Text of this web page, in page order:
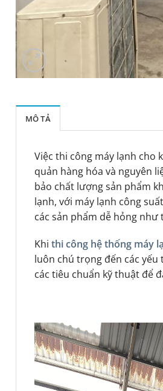
MÔ TẢ
Việc thi công máy lạnh cho
quản hàng hóa và nguyên
bảo chất lượng sản phẩm
lạnh, với máy lạnh công
các sản phẩm dễ hỏng
Khi thi công hệ thống máy
luôn chú trọng đến các
các tiêu chuẩn kỹ thuật để